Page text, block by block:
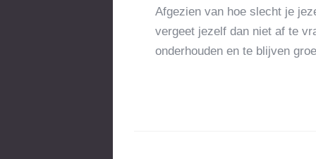
Afgezien van hoe slecht je
vergeet jezelf dan niet af te
onderhouden en te blijven